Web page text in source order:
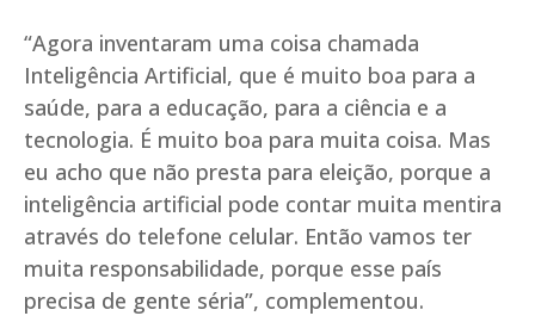
“Agora inventaram uma coisa chamada
Inteligência Artificial, que é muito boa para a
saúde, para a educação, para a ciência e a
tecnologia. É muito boa para muita coisa. Mas
eu acho que não presta para eleição, porque a
inteligência artificial pode contar muita mentira
através do telefone celular. Então vamos ter
muita responsabilidade, porque esse país
precisa de gente séria”, complementou.